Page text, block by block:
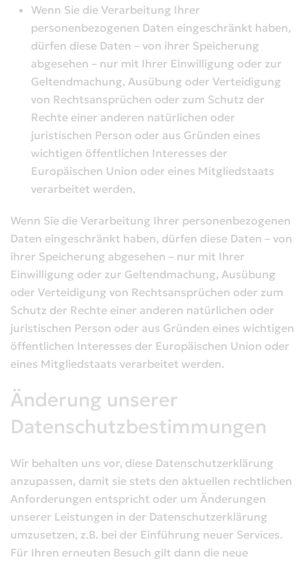
Wenn Sie die Verarbeitung Ihrer
personenbezogenen Daten eingeschränkt haben,
dürfen diese Daten – von ihrer Speicherung
abgesehen – nur mit Ihrer Einwilligung oder zur
Geltendmachung, Ausübung oder Verteidigung
von Rechtsansprüchen oder zum Schutz der
Rechte einer anderen natürlichen oder
juristischen Person oder aus Gründen eines
wichtigen öffentlichen Interesses der
Europäischen Union oder eines Mitgliedstaats
verarbeitet werden.
Wenn Sie die Verarbeitung Ihrer personenbezogenen
Daten eingeschränkt haben, dürfen diese Daten – von
ihrer Speicherung abgesehen – nur mit Ihrer
Einwilligung oder zur Geltendmachung, Ausübung
oder Verteidigung von Rechtsansprüchen oder zum
Schutz der Rechte einer anderen natürlichen oder
juristischen Person oder aus Gründen eines wichtigen
öffentlichen Interesses der Europäischen Union oder
eines Mitgliedstaats verarbeitet werden.
Änderung unserer
Datenschutzbestimmungen
Wir behalten uns vor, diese Datenschutzerklärung
anzupassen, damit sie stets den aktuellen rechtlichen
Anforderungen entspricht oder um Änderungen
unserer Leistungen in der Datenschutzerklärung
umzusetzen, z.B. bei der Einführung neuer Services.
Für Ihren erneuten Besuch gilt dann die neue